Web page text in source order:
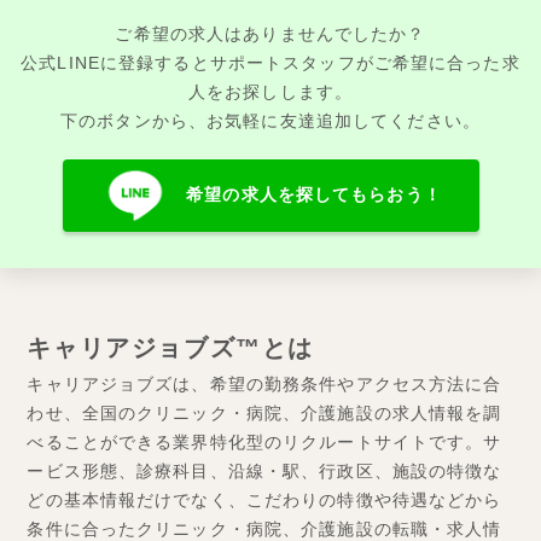
ご希望の求人はありませんでしたか？
公式LINEに登録するとサポートスタッフがご希望に合った求
人をお探しします。
下のボタンから、お気軽に友達追加してください。
希望の求人を探してもらおう！
キャリアジョブズ™とは
キャリアジョブズは、希望の勤務条件やアクセス方法に合
わせ、全国のクリニック・病院、介護施設の求人情報を調
べることができる業界特化型のリクルートサイトです。サ
ービス形態、診療科目、沿線・駅、行政区、施設の特徴な
どの基本情報だけでなく、こだわりの特徴や待遇などから
条件に合ったクリニック・病院、介護施設の転職・求人情